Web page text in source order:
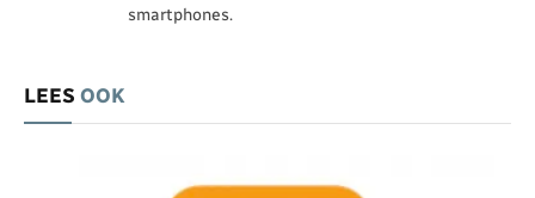
smartphones.
LEES OOK